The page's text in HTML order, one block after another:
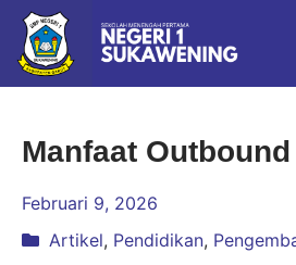
Manfaat
Februari 9, 2026
Artikel, Pendidikan,